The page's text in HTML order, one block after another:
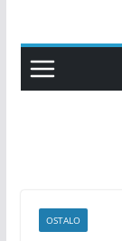
content
OSTALO